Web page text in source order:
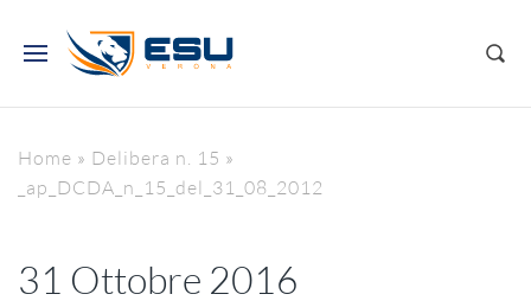
Home » Delibera n. 15 »
_ap_DCDA_n_15_del_31_08_2012
31 Ottobre 2016